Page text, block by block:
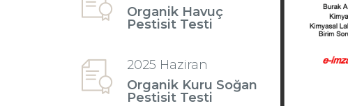
Organik Havuç
Pestisit Testi
2025 Haziran
Organik Kuru Soğan
Pestisit Testi